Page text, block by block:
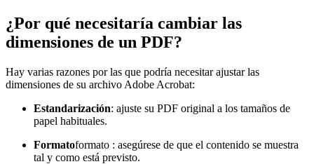
¿Por qué necesitaría cambiar las
dimensiones de un PDF?
Hay varias razones por las que podría necesitar ajustar las
dimensiones de su archivo Adobe Acrobat:
Estandarización: ajuste su PDF original a los tamaños de
papel habituales.
Formatoformato : asegúrese de que el contenido se muestra
tal y como está previsto.